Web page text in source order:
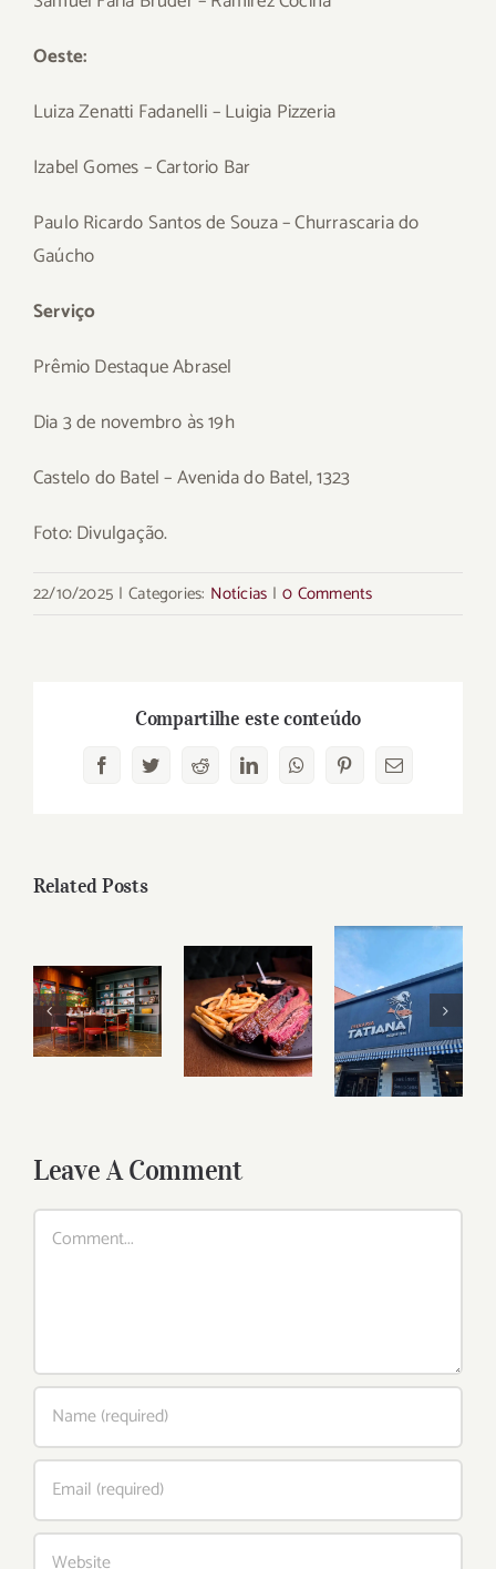
Oeste:
Luiza Zenatti Fadanelli – Luigia Pizzeria
Izabel Gomes – Cartorio Bar
Paulo Ricardo Santos de Souza – Churrascaria do
Gaúcho
Serviço
Prêmio Destaque Abrasel
Dia 3 de novembro às 19h
Castelo do Batel – Avenida do Batel, 1323
Foto: Divulgação.
22/10/2025 | Categories: Notícias | 0 Comments
Compartilhe este conteúdo
FacebookTwitterRedditLinkedInWhatsAppPinterestEmail
Related Posts
Leave A Comment
Comment